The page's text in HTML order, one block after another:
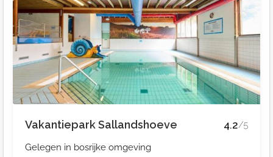
Vakantiepark Sallandshoeve 4.2/5
Gelegen in bosrijke omgeving